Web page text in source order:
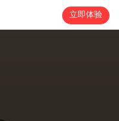
立即体验